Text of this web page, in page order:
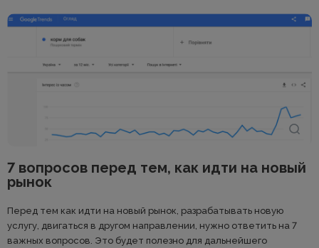
7 вопросов перед тем, как идти на новый
рынок
Перед тем как идти на новый рынок, разрабатывать новую
услугу, двигаться в другом направлении, нужно ответить на 7
важных вопросов. Это будет полезно для дальнейшего